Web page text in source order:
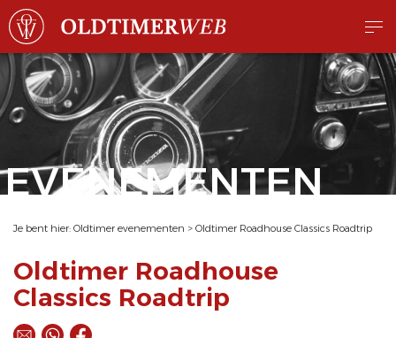
EVENEMENTEN
Je bent hier: Oldtimer evenementen > Oldtimer Roadhouse Classics Roadtrip
Oldtimer Roadhouse
Classics Roadtrip